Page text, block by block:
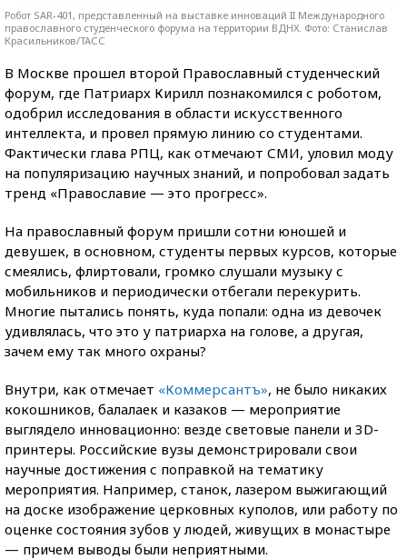
Робот SAR-401, представленный на выставке инноваций II Международного
православного студенческого форума на территории ВДНХ. Фото: Станислав
Красильников/ТАСС
В Москве прошел второй Православный студенческий
форум, где Патриарх Кирилл познакомился с роботом,
одобрил исследования в области искусственного
интеллекта, и провел прямую линию со студентами.
Фактически глава РПЦ, как отмечают СМИ, уловил моду
на популяризацию научных знаний, и попробовал задать
тренд «Православие — это прогресс».
На православный форум пришли сотни юношей и
девушек, в основном, студенты первых курсов, которые
смеялись, флиртовали, громко слушали музыку с
мобильников и периодически отбегали перекурить.
Многие пытались понять, куда попали: одна из девочек
удивлялась, что это у патриарха на голове, а другая,
зачем ему так много охраны?
Внутри, как отмечает «Коммерсантъ», не было никаких
кокошников, балалаек и казаков — мероприятие
выглядело инновационно: везде световые панели и 3D-
принтеры. Российские вузы демонстрировали свои
научные достижения с поправкой на тематику
мероприятия. Например, станок, лазером выжигающий
на доске изображение церковных куполов, или работу по
оценке состояния зубов у людей, живущих в монастыре
— причем выводы были неприятными.